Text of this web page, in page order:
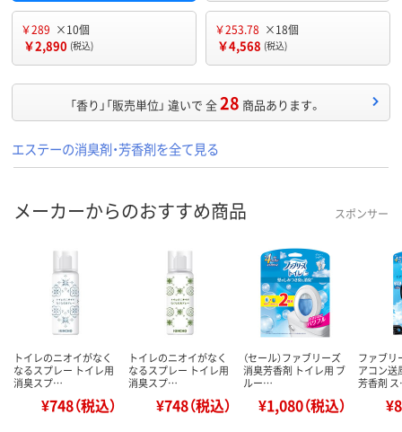
￥289 ×10個
￥2,890 (税込)
￥253.78 ×18個
￥4,568 (税込)
「香り」「販売単位」 違いで 全28 商品あります。
エステーの消臭剤・芳香剤を全て見る
メーカーからのおすすめ商品 スポンサー
トイレのニオイがなく
なるスプレー トイレ用
消臭スプ…
¥748（税込）
トイレのニオイがなく
なるスプレー トイレ用
消臭スプ…
¥748（税込）
（セール）ファブリーズ
消臭芳香剤 トイレ用 ブ
ルー…
¥1,080（税込）
ファブリ
アコン送
芳香剤